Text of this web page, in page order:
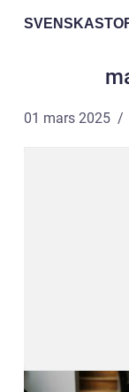
01 mars 2025